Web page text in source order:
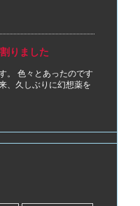
りました
。 色々とあったのです
、久しぶりに幻想薬を